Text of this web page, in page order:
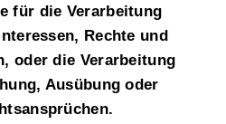
für die Verarbeitung
Rechte und
oder die Verarbeitung
Ausübung oder